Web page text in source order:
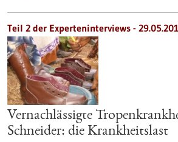
Teil 2 der Experteninterviews -
Vernachlässigte
Schneider: die Krankheitslast